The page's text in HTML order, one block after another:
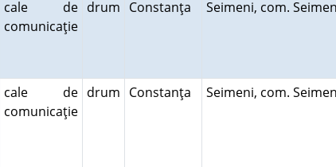
cale de
comunicaţie
drum Constanţa Seimeni, com.
cale de
comunicaţie
drum Constanţa Seimeni, com.